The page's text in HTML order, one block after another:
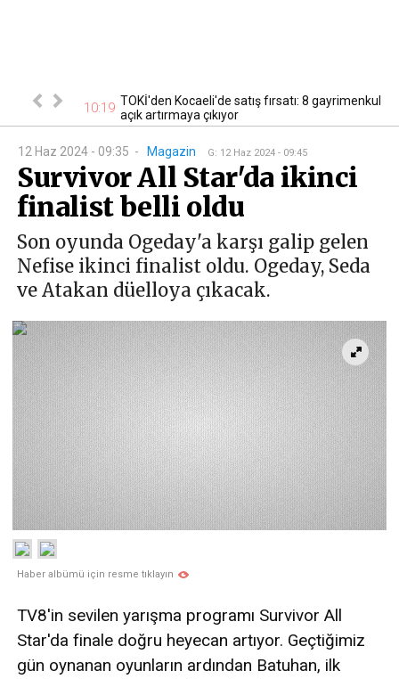
Başvurular 10:19 TOKİ'den Kocaeli'de satış fırsatı: 8 gayrimenkul
açık artırmaya çıkıyor
12 Haz 2024 - 09:35 - Magazin G: 12 Haz 2024 - 09:45
Survivor All Star'da ikinci
finalist belli oldu
Son oyunda Ogeday'a karşı galip gelen
Nefise ikinci finalist oldu. Ogeday, Seda
ve Atakan düelloya çıkacak.
Haber albümü için resme tıklayın
TV8'in sevilen yarışma programı Survivor All
Star'da finale doğru heyecan artıyor. Geçtiğimiz
gün oynanan oyunların ardından Batuhan, ilk